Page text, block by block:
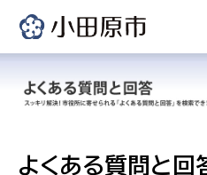
よくある質問と回